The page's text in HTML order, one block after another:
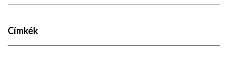
Címkék